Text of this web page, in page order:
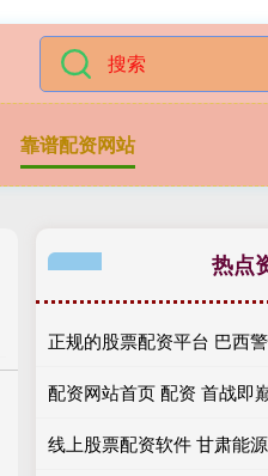
靠谱配资网站
热点